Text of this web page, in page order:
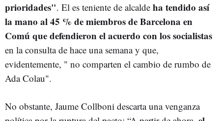
prioridades". El es teniente de alcalde ha tendido así
la mano al 45 % de miembros de Barcelona en
Comú que defendieron el acuerdo con los socialistas
en la consulta de hace una semana y que,
evidentemente, " no comparten el cambio de rumbo de
Ada Colau".
No obstante, Jaume Collboni descarta una venganza